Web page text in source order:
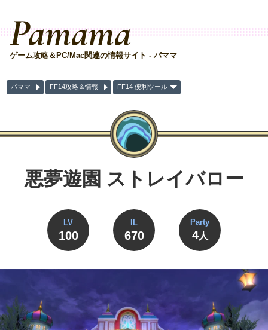
Pamama
ゲーム攻略＆PC/Mac関連の情報サイト - パママ
パママ FF14攻略＆情報 FF14 便利ツール
悪夢遊園 ストレイバロー
LV
100
IL
670
Party
4人